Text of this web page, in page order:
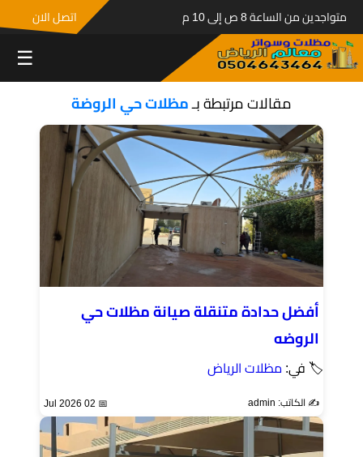
متواجدين من الساعة 8 ص إلى 10 م اتصل الان
☰
مقالات مرتبطة بـمظلات حي الروضة
أفضل حدادة متنقلة صيانة مظلات حي
الروضه
🏷 في: مظلات الرياض
✍️ الكاتب: admin 📅 02 Jul 2026